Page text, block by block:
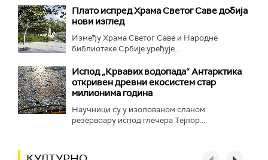
Плато испред Храма Светог Саве добија
нови изглед
Између Храма Светог Саве и Народне
библиотеке Србије уређује...
Испод „Крвавих водопада“ Антарктика
откривен древни екосистем стар
милионима година
Научници су у изолованом сланом
резервоару испод глечера Тејлор...